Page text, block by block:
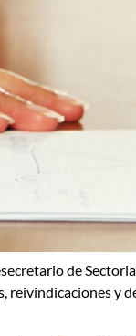
de
reivindicaciones y